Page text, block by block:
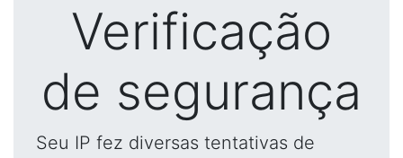
Verificação
de segurança
Seu IP fez diversas tentativas de